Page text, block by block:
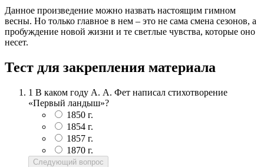
Данное произведение можно назвать настоящим гимном
весны. Но только главное в нем – это не сама смена сезонов, а
пробуждение новой жизни и те светлые чувства, которые оно
несет.
Тест для закрепления материала
1 В каком году А. А. Фет написал стихотворение
«Первый ландыш»?
1850 г.
1854 г.
1857 г.
1870 г.
Следующий вопрос